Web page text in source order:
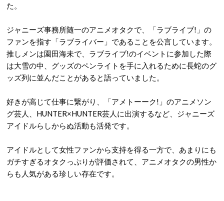
た。
ジャニーズ事務所随一のアニメオタクで、「ラブライブ!」の
ファンを指す「ラブライバー」であることを公言しています。
推しメンは園田海未で、ラブライブ!のイベントに参加した際
は大雪の中、グッズのペンライトを手に入れるために長蛇のグ
ッズ列に並んだことがあると語っていました。
好きが高じて仕事に繋がり、「アメトーーク!」のアニメソン
グ芸人、HUNTER×HUNTER芸人に出演するなど、ジャニーズ
アイドルらしからぬ活動も活発です。
アイドルとして女性ファンから支持を得る一方で、あまりにも
ガチすぎるオタクっぷりが評価されて、アニメオタクの男性か
らも人気がある珍しい存在です。